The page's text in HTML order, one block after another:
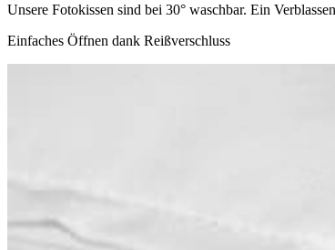
Unsere Fotokissen sind bei 30° waschbar. Ein
Einfaches Öffnen dank Reißverschluss